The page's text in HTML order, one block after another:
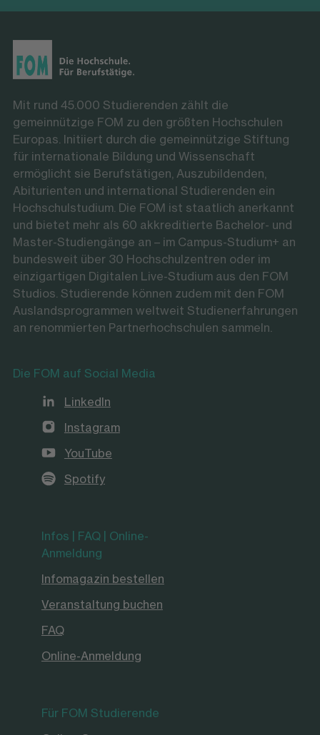
Mit rund 45.000 Studierenden zählt die
gemeinnützige FOM zu den größten Hochschulen
Europas. Initiiert durch die gemeinnützige Stiftung
für internationale Bildung und Wissenschaft
ermöglicht sie Berufstätigen, Auszubildenden,
Abiturienten und international Studierenden ein
Hochschulstudium. Die FOM ist staatlich anerkannt
und bietet mehr als 60 akkreditierte Bachelor- und
Master-Studiengänge an – im Campus-Studium+ an
bundesweit über 30 Hochschulzentren oder im
einzigartigen Digitalen Live-Studium aus den FOM
Studios. Studierende können zudem mit den FOM
Auslandsprogrammen weltweit Studienerfahrungen
an renommierten Partnerhochschulen sammeln.
Die FOM auf Social Media
LinkedIn
Instagram
YouTube
Spotify
Infos | FAQ | Online-
Anmeldung
Infomagazin bestellen
Veranstaltung buchen
FAQ
Online-Anmeldung
Für FOM Studierende